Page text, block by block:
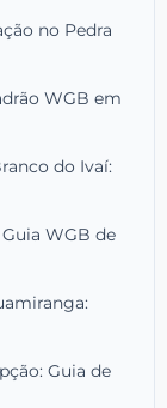
no Pedra
WGB em
do Ivaí:
WGB de
Guia de